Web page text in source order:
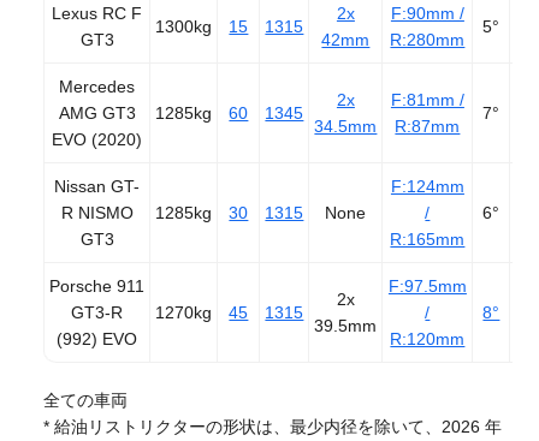
Lexus RC F
GT3
1300kg 15 1315
2x
42mm
F:90mm /
R:280mm
5°
Mercedes
AMG GT3
EVO (2020)
1285kg 60 1345
2x
34.5mm
F:81mm /
R:87mm
7°
Nissan GT-
R NISMO
GT3
1285kg 30 1315 None
F:124mm
/
R:165mm
6°
Porsche 911
GT3-R
(992) EVO
1270kg 45 1315
2x
39.5mm
F:97.5mm
/
R:120mm
8°
全ての車両
* 給油リストリクターの形状は、最少内径を除いて、2026 年